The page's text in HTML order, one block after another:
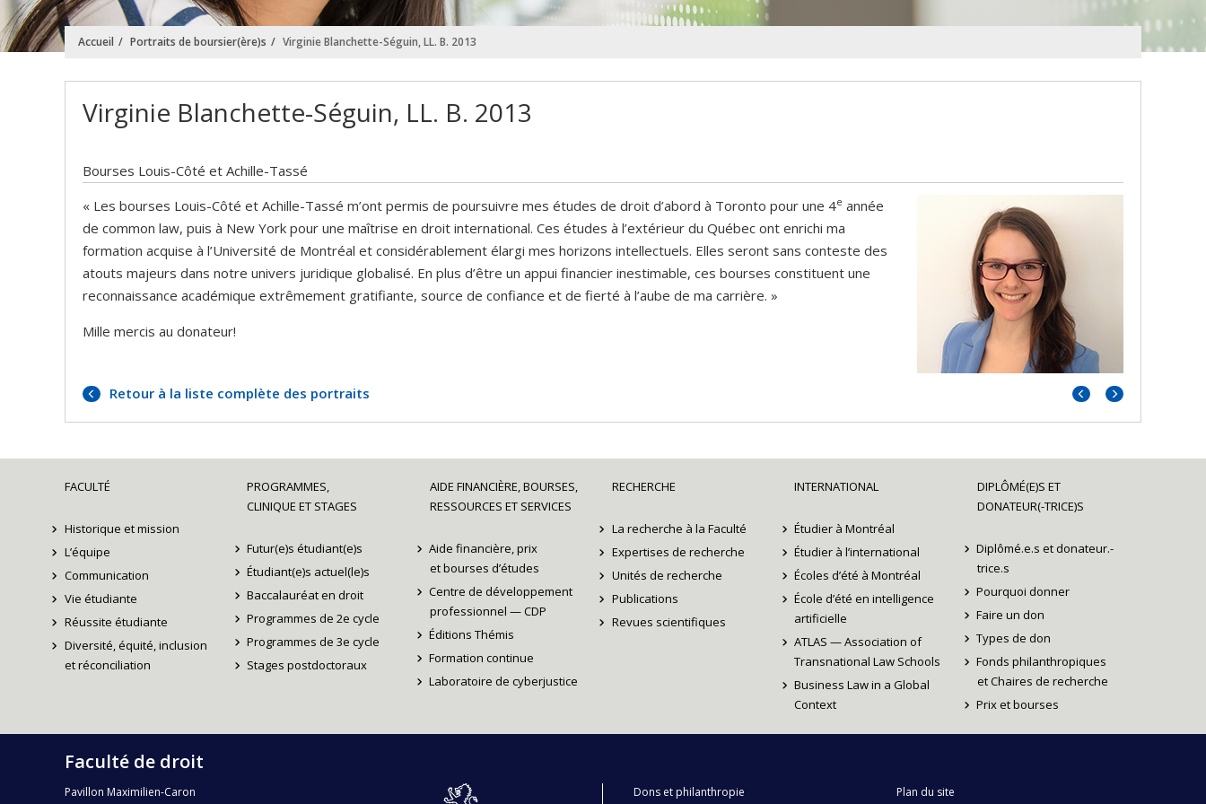
Accueil Portraits de boursier(ère)s Virginie Blanchette-Séguin, LL. B. 2013
Virginie Blanchette-Séguin, LL. B. 2013
Bourses Louis-Côté et Achille-Tassé
« Les bourses Louis-Côté et Achille-Tassé m’ont permis de poursuivre mes études de droit d’abord à Toronto pour une 4e année
de common law, puis à New York pour une maîtrise en droit international. Ces études à l’extérieur du Québec ont enrichi ma
formation acquise à l’Université de Montréal et considérablement élargi mes horizons intellectuels. Elles seront sans conteste des
atouts majeurs dans notre univers juridique globalisé. En plus d’être un appui financier inestimable, ces bourses constituent une
reconnaissance académique extrêmement gratifiante, source de confiance et de fierté à l’aube de ma carrière. »
Mille mercis au donateur!
Retour à la liste complète des portraits
Portrait
Portrait
FACULTÉ
Historique et mission
L’équipe
Communication
Vie étudiante
Réussite étudiante
Diversité, équité, inclusion
et réconciliation
PROGRAMMES,
CLINIQUE ET STAGES
Futur(e)s étudiant(e)s
Étudiant(e)s actuel(le)s
Baccalauréat en droit
Programmes de 2e cycle
Programmes de 3e cycle
Stages postdoctoraux
AIDE FINANCIÈRE, BOURSES,
RESSOURCES ET SERVICES
Aide financière, prix
et bourses d’études
Centre de développement
professionnel — CDP
Éditions Thémis
Formation continue
Laboratoire de cyberjustice
RECHERCHE
La recherche à la Faculté
Expertises de recherche
Unités de recherche
Publications
Revues scientifiques
INTERNATIONAL
Étudier à Montréal
Étudier à l’international
Écoles d’été à Montréal
École d’été en intelligence
artificielle
ATLAS — Association of
Transnational Law Schools
Business Law in a Global
Context
DIPLÔMÉ(E)S ET
DONATEUR(-TRICE)S
Diplômé.e.s et donateur.-
trice.s
Pourquoi donner
Faire un don
Types de don
Fonds philanthropiques
et Chaires de recherche
Prix et bourses
Faculté de droit
Pavillon Maximilien-Caron
Dons et philanthropie Plan du site